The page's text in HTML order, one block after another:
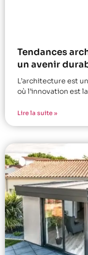
Tendances
un avenir
L’architecture est
où l’innovation est
Lire la suite »